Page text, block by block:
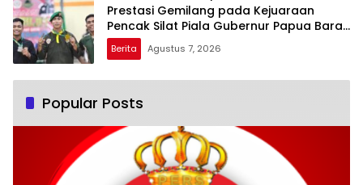
Prestasi Gemilang pada Kejuaraan
Pencak Silat Piala Gubernur Papua Barat
Daya 2026
Berita Agustus 7, 2026
Popular Posts